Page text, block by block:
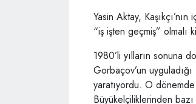
Yasin Aktay,
“iş işten geçmiş” olmalı
1980’li yılların sonuna
Gorbaçov’un
yaratıyordu. O
Büyükelçiliklerinden